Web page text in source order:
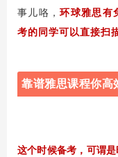
事儿咯，环球雅思有
考的同学可以直接扫
靠谱雅思课程你高
这个时候备考，可谓